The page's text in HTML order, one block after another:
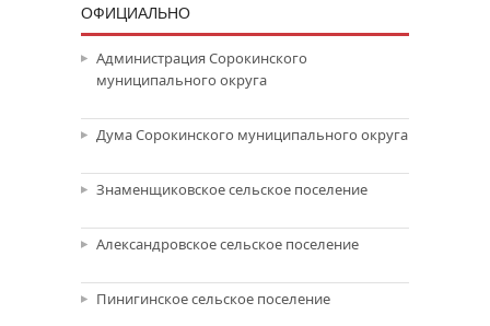
ОФИЦИАЛЬНО
Администрация Сорокинского
муниципального округа
Дума Сорокинского муниципального округа
Знаменщиковское сельское поселение
Александровское сельское поселение
Пинигинское сельское поселение